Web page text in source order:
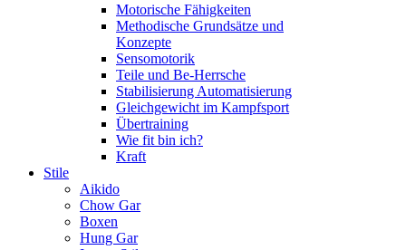
Motorische Fähigkeiten
Methodische Grundsätze und
Konzepte
Sensomotorik
Teile und Be-Herrsche
Stabilisierung Automatisierung
Gleichgewicht im Kampfsport
Übertraining
Wie fit bin ich?
Kraft
Stile
Aikido
Chow Gar
Boxen
Hung Gar